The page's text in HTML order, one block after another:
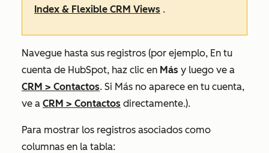
Index & Flexible CRM Views .
Navegue hasta sus registros (por ejemplo, En tu
cuenta de HubSpot, haz clic en Más y luego ve a
CRM > Contactos. Si Más no aparece en tu cuenta,
ve a CRM > Contactos directamente.).
Para mostrar los registros asociados como
columnas en la tabla: